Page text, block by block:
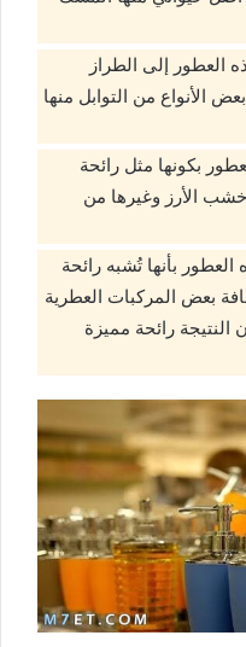
العطور إلى الطراز
الأنواع من التوابل منها
بكونها مثل رائحة
الأرز وغيرها من
العطور بأنها تُشبه رائحة
بعض المركبات العطرية
النتيجة رائحة مميزة